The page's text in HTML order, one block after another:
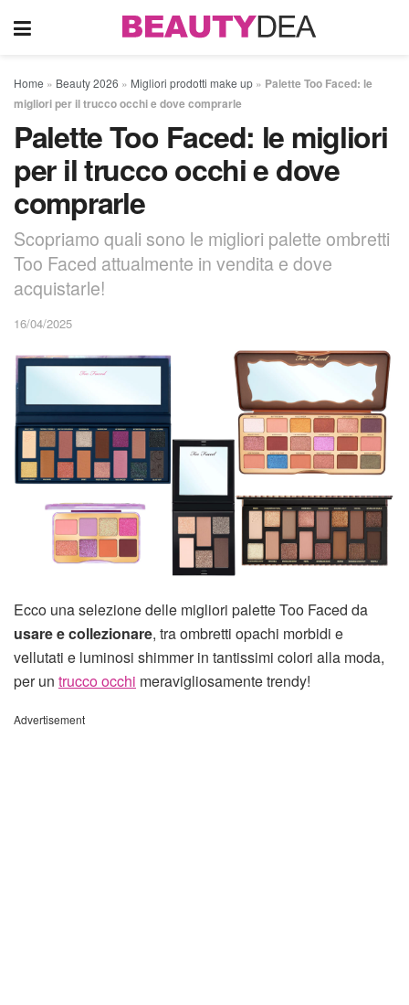
Home » Beauty 2026 » Migliori prodotti make up » Palette Too Faced: le
migliori per il trucco occhi e dove comprarle
Palette Too Faced: le migliori
per il trucco occhi e dove
comprarle
Scopriamo quali sono le migliori palette ombretti
Too Faced attualmente in vendita e dove
acquistarle!
16/04/2025
Ecco una selezione delle migliori palette Too Faced da
usare e collezionare, tra ombretti opachi morbidi e
vellutati e luminosi shimmer in tantissimi colori alla moda,
per un trucco occhi meravigliosamente trendy!
Advertisement